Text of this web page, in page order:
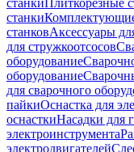
станкиПлиткорезные
станки
станковАксессуары
для стружкоотсосов
оборудование
оборудование
для сварочного
пайкиОснастка для
оснасткиНасадки для
электроинструмента
электродвигателей